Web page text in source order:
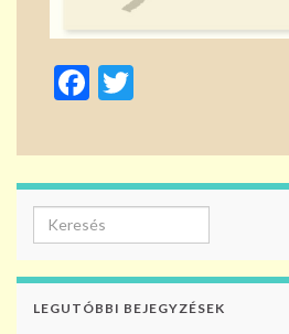
F
e
b
o
o
k
itt
er
Search for:
LEGUTÓBBI BEJEGYZÉSEK